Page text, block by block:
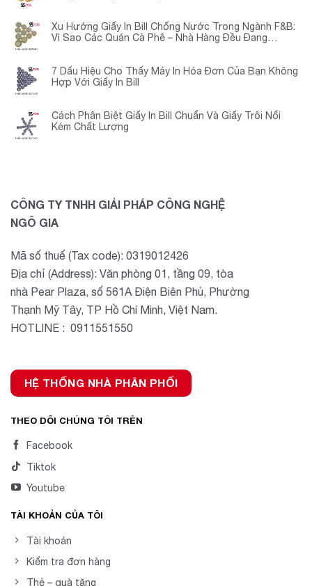
Xu Hướng Giấy In Bill Chống Nước Trong Ngành F&B:
Vì Sao Các Quán Cà Phê – Nhà Hàng Đều Đang
7 Dấu Hiệu Cho Thấy Máy In Hóa Đơn Của Bạn Không
Hợp Với Giấy In Bill
Cách Phân Biệt Giấy In Bill Chuẩn Và Giấy Trôi Nổi
Kém Chất Lượng
CÔNG TY TNHH GIẢI PHÁP CÔNG NGHỆ
NGÔ GIA
Mã số thuế (Tax code): 0319012426
Địa chỉ (Address): Văn phòng 01, tầng 09, tòa
nhà Pear Plaza, số 561A Điện Biên Phủ, Phường
Thạnh Mỹ Tây, TP Hồ Chí Minh, Việt Nam.
HOTLINE : 0911551550
HỆ THỐNG NHÀ PHÂN PHỐI
THEO DÕI CHÚNG TÔI TRÊN
Facebook
Tiktok
Youtube
TÀI KHOẢN CỦA TÔI
Tài khoản
Kiểm tra đơn hàng
Thẻ – quà tặng